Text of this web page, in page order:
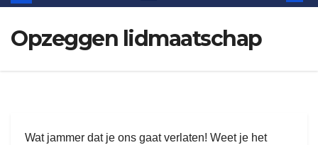
Opzeggen lidmaatschap
Wat jammer dat je ons gaat verlaten! Weet je het